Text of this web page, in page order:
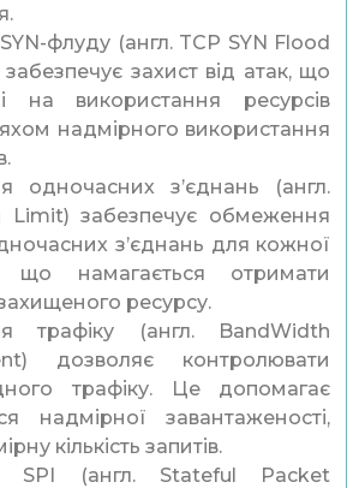
флуду (англ. TCP SYN Flood
захист від атак, що
на використання ресурсів
надмірного використання
одночасних з’єднань (англ.
Limit) забезпечує обмеження
з’єднань для кожної
що намагається отримати
ресурсу.
трафіку (англ. BandWidth
дозволяє контролювати
трафіку. Це допомагає
надмірної завантаженості,
кількість запитів.
SPI (англ. Stateful Packet